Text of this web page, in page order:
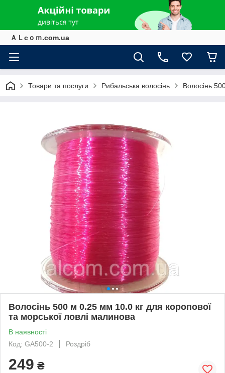
ＡＬcｏｍ.com.ua
Товари та послуги Рибальська волосінь Волосінь
Волосінь 500 м 0.25 мм 10.0 кг для коропової
та морської ловлі малинова
В наявності
Код: GA500-2
Роздріб
249 ₴